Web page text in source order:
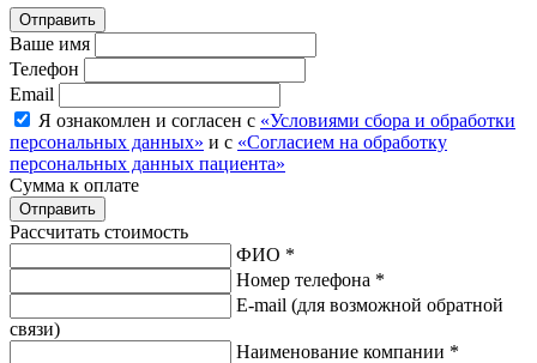
Ваше имя
Телефон
Email
Я ознакомлен и согласен с «Условиями сбора и обработки
персональных данных» и с «Согласием на обработку
персональных данных пациента»
Сумма к оплате
Рассчитать стоимость
ФИО *
Номер телефона *
E-mail (для возможной обратной
связи)
Наименование компании *